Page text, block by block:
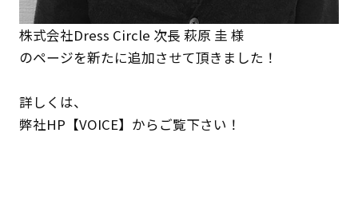
株式会社Dress Circle 次長 萩原 圭 様
のページを新たに追加させて頂きました！
詳しくは、
弊社HP 【VOICE】 からご覧下さい！